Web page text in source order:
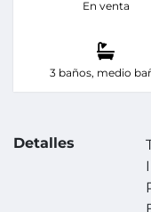
En venta
3 baños, medio
Detalles